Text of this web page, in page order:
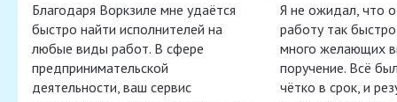
Благодаря Воркзиле мне удаётся
быстро найти исполнителей на
любые виды работ. В сфере
предпринимательской
деятельности, ваш сервис
Я не ожидал, что
работу так
много желающих
поручение. Всё
чётко в срок, и